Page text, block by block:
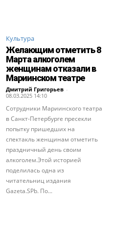
Культура
Желающим отметить 8
Марта алкоголем
женщинам отказали в
Мариинском театре
Дмитрий Григорьев -
08.03.2025 14:10
Сотрудники Мариинского театра
в Санкт-Петербурге пресекли
попытку пришедших на
спектакль женщинам отметить
праздничный день своим
алкоголем.Этой историей
поделилась одна из
читательниц издания
Gazeta.SPb. По...